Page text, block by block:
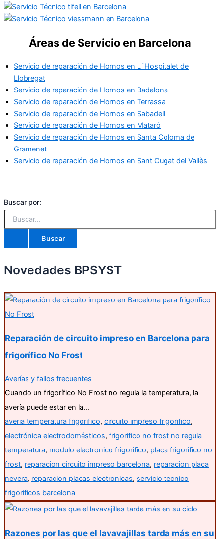
Áreas de Servicio en Barcelona
Servicio de reparación de Hornos en L´Hospitalet de
Llobregat
Servicio de reparación de Hornos en Badalona
Servicio de reparación de Hornos en Terrassa
Servicio de reparación de Hornos en Sabadell
Servicio de reparación de Hornos en Mataró
Servicio de reparación de Hornos en Santa Coloma de
Gramenet
Servicio de reparación de Hornos en Sant Cugat del Vallès
Buscar por:
Novedades BPSYST
Reparación de circuito impreso en Barcelona para
frigorífico No Frost
Averías y fallos frecuentes
Cuando un frigorífico No Frost no regula la temperatura, la
avería puede estar en la…
averia temperatura frigorifico, circuito impreso frigorifico,
electrónica electrodomésticos, frigorifico no frost no regula
temperatura, modulo electronico frigorifico, placa frigorifico no
frost, reparacion circuito impreso barcelona, reparacion placa
nevera, reparacion placas electronicas, servicio tecnico
frigorificos barcelona
Razones por las que el lavavajillas tarda más en su